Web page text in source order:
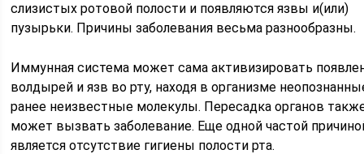
слизистых ротовой полости и появляются язвы и(или)
пузырьки. Причины заболевания весьма разнообразны.
Иммунная система может сама активизировать
волдырей и язв во рту, находя в организме
ранее неизвестные молекулы. Пересадка органов
может вызвать заболевание. Еще одной частой
является отсутствие гигиены полости рта.